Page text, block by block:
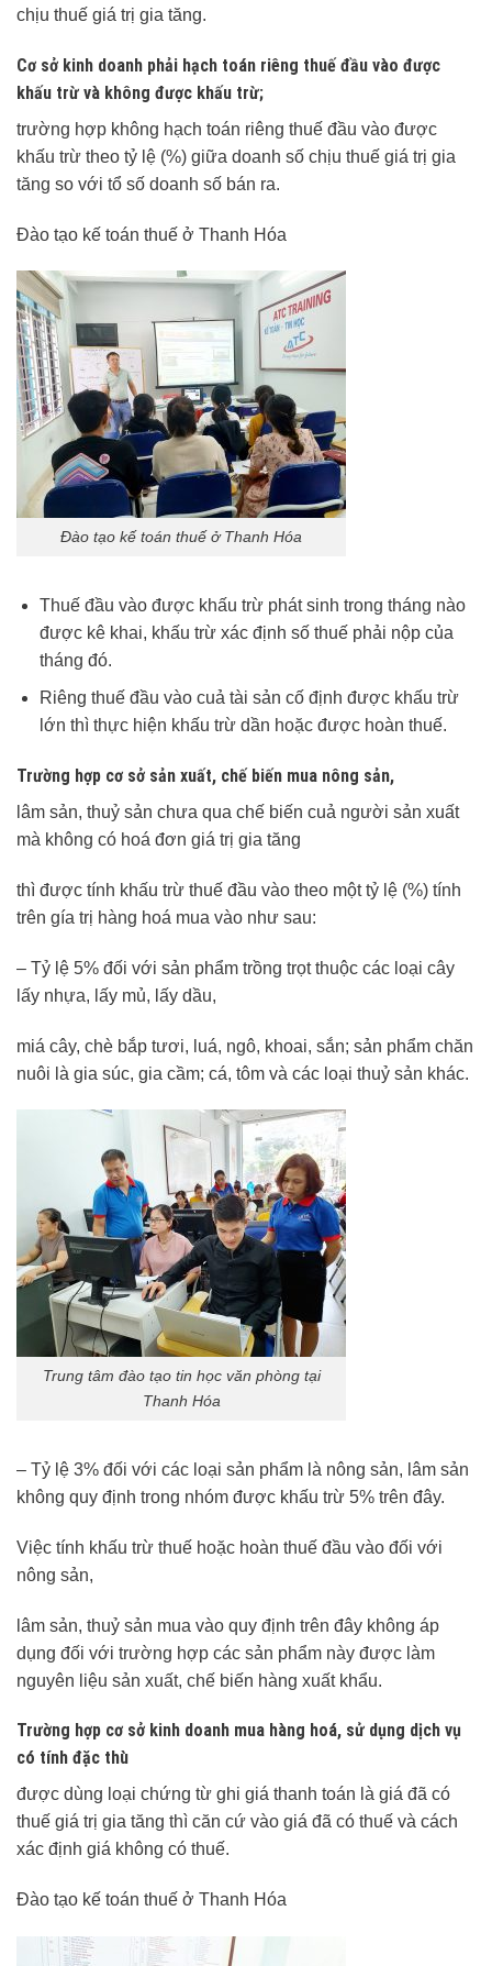
chịu thuế giá trị gia tăng.
Cơ sở kinh doanh phải hạch toán riêng thuế đầu vào được
khấu trừ và không được khấu trừ;
trường hợp không hạch toán riêng thuế đầu vào được
khấu trừ theo tỷ lệ (%) giữa doanh số chịu thuế giá trị gia
tăng so với tổ số doanh số bán ra.
Đào tạo kế toán thuế ở Thanh Hóa
Đào tạo kế toán thuế ở Thanh Hóa
Thuế đầu vào được khấu trừ phát sinh trong tháng nào
được kê khai, khấu trừ xác định số thuế phải nộp của
tháng đó.
Riêng thuế đầu vào cuả tài sản cố định được khấu trừ
lớn thì thực hiện khấu trừ dần hoặc được hoàn thuế.
Trường hợp cơ sở sản xuất, chế biến mua nông sản,
lâm sản, thuỷ sản chưa qua chế biến cuả người sản xuất
mà không có hoá đơn giá trị gia tăng
thì được tính khấu trừ thuế đầu vào theo một tỷ lệ (%) tính
trên gía trị hàng hoá mua vào như sau:
– Tỷ lệ 5% đối với sản phẩm trồng trọt thuộc các loại cây
lấy nhựa, lấy mủ, lấy dầu,
miá cây, chè bắp tươi, luá, ngô, khoai, sắn; sản phẩm chăn
nuôi là gia súc, gia cầm; cá, tôm và các loại thuỷ sản khác.
Trung tâm đào tạo tin học văn phòng tại
Thanh Hóa
– Tỷ lệ 3% đối với các loại sản phẩm là nông sản, lâm sản
không quy định trong nhóm được khấu trừ 5% trên đây.
Việc tính khấu trừ thuế hoặc hoàn thuế đầu vào đối với
nông sản,
lâm sản, thuỷ sản mua vào quy định trên đây không áp
dụng đối với trường hợp các sản phẩm này được làm
nguyên liệu sản xuất, chế biến hàng xuất khẩu.
Trường hợp cơ sở kinh doanh mua hàng hoá, sử dụng dịch vụ
có tính đặc thù
được dùng loại chứng từ ghi giá thanh toán là giá đã có
thuế giá trị gia tăng thì căn cứ vào giá đã có thuế và cách
xác định giá không có thuế.
Đào tạo kế toán thuế ở Thanh Hóa